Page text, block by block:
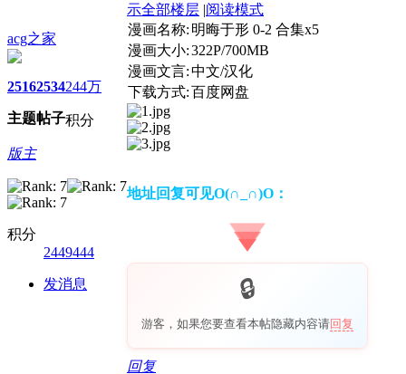
acg之家
2516
主题
2534
帖子
244万
积分
版主
积分
2449444
发消息
示全部楼层 |阅读模式
漫画名称: 明晦于形 0-2 合集x5
漫画大小:322P/700MB
漫画文言:中文/汉化
下载方式:百度网盘
地址回复可见O(∩_∩)O：
游客，如果您要查看本帖隐藏内容请回复
回复